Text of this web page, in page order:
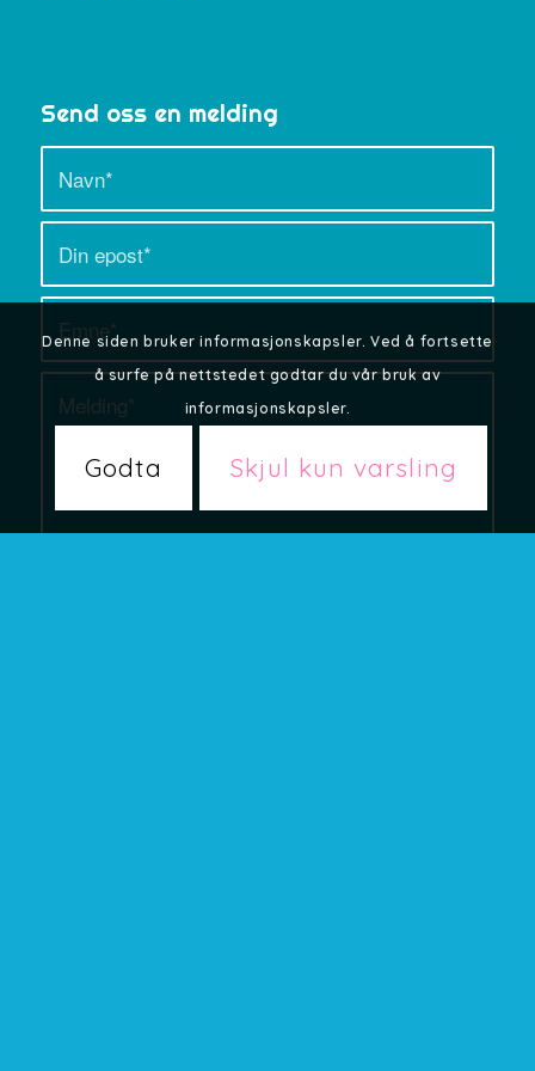
Send oss en melding
Denne siden bruker informasjonskapsler. Ved å fortsette
å surfe på nettstedet godtar du vår bruk av
informasjonskapsler.
Godta Skjul kun varsling